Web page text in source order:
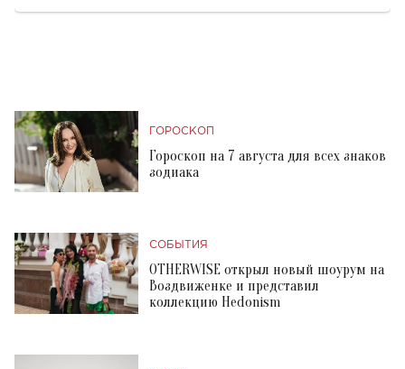
ГОРОСКОП
Гороскоп на 7 августа для всех знаков
зодиака
СОБЫТИЯ
OTHERWISE открыл новый шоурум на
Воздвиженке и представил
коллекцию Hedonism